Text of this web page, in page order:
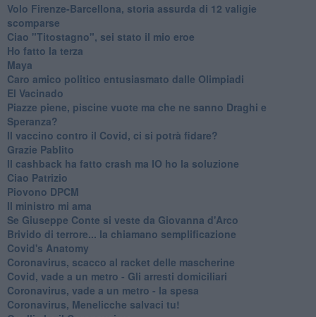
Volo Firenze-Barcellona, storia assurda di 12 valigie
scomparse
Ciao "Titostagno", sei stato il mio eroe
Ho fatto la terza
Maya
Caro amico politico entusiasmato dalle Olimpiadi
El Vacinado
Piazze piene, piscine vuote ma che ne sanno Draghi e
Speranza?
​Il vaccino contro il Covid, ci si potrà fidare?
Grazie Pablito
Il cashback ha fatto crash ma IO ho la soluzione
Ciao Patrizio
Piovono DPCM
Il ministro mi ama
Se Giuseppe Conte si veste da Giovanna d'Arco
Brivido di terrore... la chiamano semplificazione
Covid's Anatomy
Coronavirus, scacco al racket delle mascherine
Covid, vade a un metro - Gli arresti domiciliari
Coronavirus, vade a un metro - la spesa
Coronavirus, Menelicche salvaci tu!